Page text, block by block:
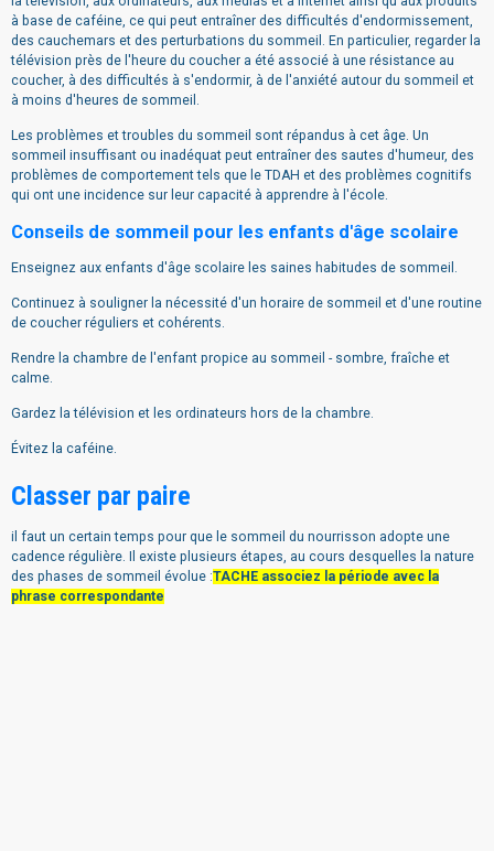
à base de caféine, ce qui peut entraîner des difficultés d'endormissement,
des cauchemars et des perturbations du sommeil. En particulier, regarder la
télévision près de l'heure du coucher a été associé à une résistance au
coucher, à des difficultés à s'endormir, à de l'anxiété autour du sommeil et
à moins d'heures de sommeil.
Les problèmes et troubles du sommeil sont répandus à cet âge. Un
sommeil insuffisant ou inadéquat peut entraîner des sautes d'humeur, des
problèmes de comportement tels que le TDAH et des problèmes cognitifs
qui ont une incidence sur leur capacité à apprendre à l'école.
Conseils de sommeil pour les enfants d'âge scolaire
Enseignez aux enfants d'âge scolaire les saines habitudes de sommeil.
Continuez à souligner la nécessité d'un horaire de sommeil et d'une routine
de coucher réguliers et cohérents.
Rendre la chambre de l'enfant propice au sommeil - sombre, fraîche et
calme.
Gardez la télévision et les ordinateurs hors de la chambre.
Évitez la caféine.
Classer par paire
il faut un certain temps pour que le sommeil du nourrisson adopte une
cadence régulière. Il existe plusieurs étapes, au cours desquelles la nature
des phases de sommeil évolue :TACHE associez la période avec la
phrase correspondante